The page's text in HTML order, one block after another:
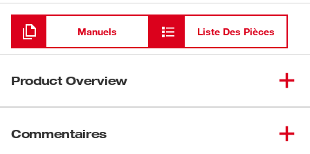
Chargement
Manuels Liste Des Pièces
Product Overview
saleté, un filtre en tissu avec un joint d’étanchéité (49-90-
Commentaires